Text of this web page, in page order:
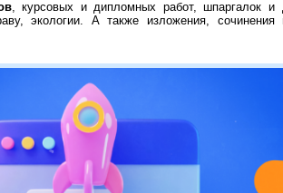
, курсовых и дипломных работ, шпаргалок и
экологии. А также изложения,